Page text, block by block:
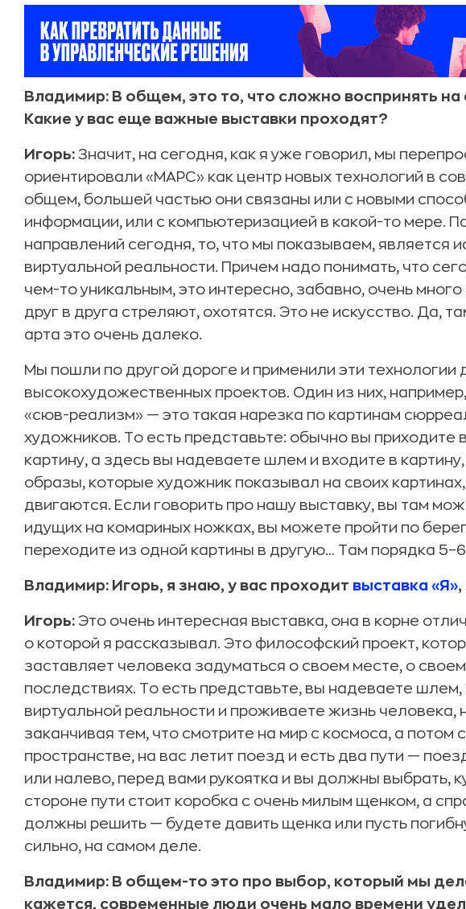
Владимир: В общем, это то, что сложно воспринять на
Какие у вас еще важные выставки проходят?
Игорь: Значит, на сегодня, как я уже говорил, мы
ориентировали «МАРС» как центр новых технологий в
общем, большей частью они связаны или с новыми
информации, или с компьютеризацией в какой-то мере.
направлений сегодня, то, что мы показываем, является
виртуальной реальности. Причем надо понимать, что
чем-то уникальным, это интересно, забавно, очень
друг в друга стреляют, охотятся. Это не искусство. Да,
арта это очень далеко.
Мы пошли по другой дороге и применили эти технологии
высокохудожественных проектов. Один из них,
«сюв-реализм» — это такая нарезка по картинам
художников. То есть представьте: обычно вы приходите
картину, а здесь вы надеваете шлем и входите в
образы, которые художник показывал на своих
двигаются. Если говорить про нашу выставку, вы там
идущих на комариных ножках, вы можете пройти по
переходите из одной картины в другую… Там порядка 5–6
Владимир: Игорь, я знаю, у вас проходит выставка «Я»,
Игорь: Это очень интересная выставка, она в корне
о которой я рассказывал. Это философский проект,
заставляет человека задуматься о своем месте, о
последствиях. То есть представьте, вы надеваете
виртуальной реальности и проживаете жизнь человека,
заканчивая тем, что смотрите на мир с космоса, а потом
пространстве, на вас летит поезд и есть два пути —
или налево, перед вами рукоятка и вы должны выбрать,
стороне пути стоит коробка с очень милым щенком, а
должны решить — будете давить щенка или пусть
сильно, на самом деле.
Владимир: В общем-то это про выбор, который мы
кажется, современные люди очень мало времени